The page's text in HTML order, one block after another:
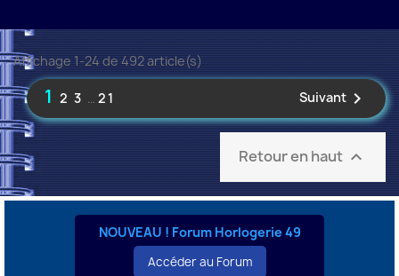
Affichage 1-24 de 492 article(s)
1 2 3 21 Suivant 
Retour en haut 
NOUVEAU ! Forum Horlogerie 49
Accéder au Forum